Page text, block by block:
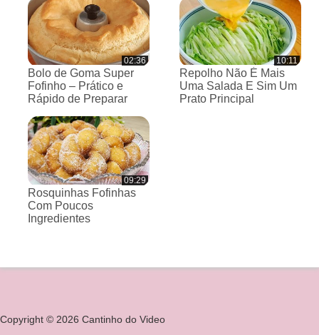
02:36
Bolo de Goma Super
Fofinho – Prático e
Rápido de Preparar
10:11
Repolho Não É Mais
Uma Salada E Sim Um
Prato Principal
09:29
Rosquinhas Fofinhas
Com Poucos
Ingredientes
Copyright © 2026 Cantinho do Video